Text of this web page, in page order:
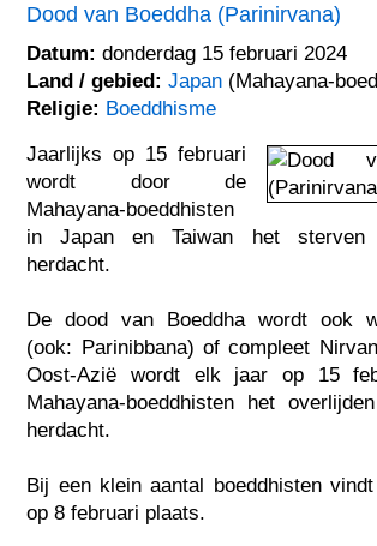
Dood van Boeddha (Parinirvana)
Datum: donderdag 15 februari 2024
Land / gebied: Japan (Mahayana-
Religie: Boeddhisme
Jaarlijks op 15 februari
wordt door de
Mahayana-boeddhisten
in Japan en Taiwan het sterven
herdacht.
De dood van Boeddha wordt ook
(ook: Parinibbana) of compleet
Oost-Azië wordt elk jaar op 15
Mahayana-boeddhisten het
herdacht.
Bij een klein aantal boeddhisten
op 8 februari plaats.